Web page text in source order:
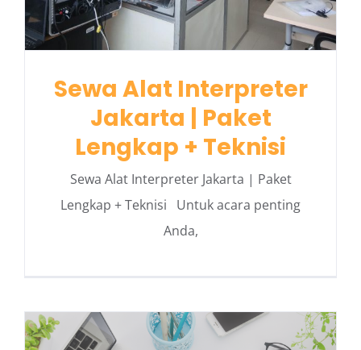
Sewa Alat Interpreter
Jakarta | Paket
Lengkap + Teknisi
Sewa Alat Interpreter Jakarta | Paket
Lengkap + Teknisi Untuk acara penting
Anda,